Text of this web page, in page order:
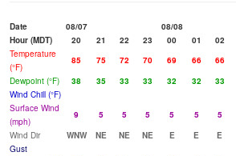
Date 08/07
08/08
Hour (MDT)
20 21 22 23 00 01 02
Temperature
(°F)
85 75 72 70 69 66 66
Dewpoint (°F)
38 35 33 33 32 32 33
Wind Chill (°F)
Surface Wind
(mph)
9 5 5 5 5 5 5
Wind Dir
WNW NE NE NE E E E
Gust